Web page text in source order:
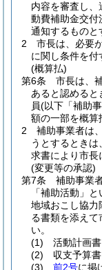
内容を審査し
動費補助金交付
通知するものと
2
市長は、必要
に関し条件を付
(概算払)
第6条
市長は、
あると認めると
員(以下「補助
額の一部を概算
2
補助事業者は、
うとするとき
求書により市長
(変更等の承認)
第7条
補助事業
「補助活動」
地域おこし協力
る書類を添え
い。
(1)
活動計画書
(2)
収支予算書
(3)
前2号に掲